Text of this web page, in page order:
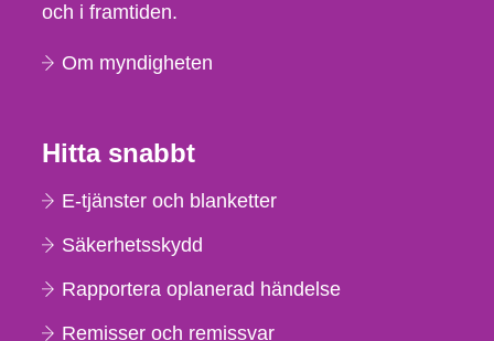
och i framtiden.
Om myndigheten
Hitta snabbt
E-tjänster och blanketter
Säkerhetsskydd
Rapportera oplanerad händelse
Remisser och remissvar